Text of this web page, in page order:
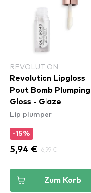
REVOLUTION
Revolution Lipgloss
Pout Bomb Plumping
Gloss - Glaze
Lip plumper
-15%
5,94 € 6,99 €
Zum Korb